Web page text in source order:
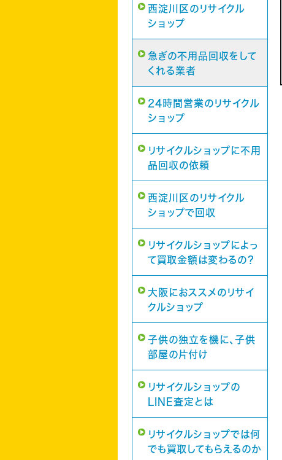
西淀川区のリサイクル
ショップ
急ぎの不用品回収をして
くれる業者
24時間営業のリサイクル
ショップ
リサイクルショップに不用
品回収の依頼
西淀川区のリサイクル
ショップで回収
リサイクルショップによっ
て買取金額は変わるの？
大阪におススメのリサイ
クルショップ
子供の独立を機に、子供
部屋の片付け
リサイクルショップの
LINE査定とは
リサイクルショップでは何
でも買取してもらえるのか